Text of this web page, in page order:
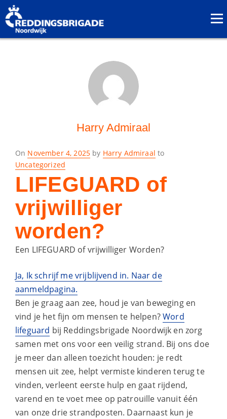
Harry Admiraal
On Posted
on
November 4, 2025 by Harry Admiraal to
Uncategorized
LIFEGUARD of
vrijwilliger
worden?
Een LIFEGUARD of vrijwilliger Worden?
Ja, Ik schrijf me vrijblijvend in. Naar de
aanmeldpagina.
Ben je graag aan zee, houd je van beweging en
vind je het fijn om mensen te helpen?Word
lifeguard bij Reddingsbrigade Noordwijk en zorg
samen met ons voor een veilig strand. Bij ons doe
je meer dan alleen toezicht houden: je redt
mensen uit zee, helpt vermiste kinderen terug te
vinden, verleent eerste hulp en gaat rijdend,
varend en te voet mee op patrouille vanuit één
van onze drie strandposten. Daarnaast kun je